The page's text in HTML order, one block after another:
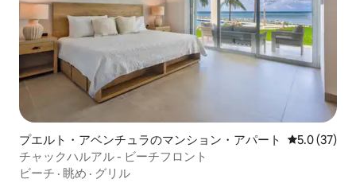
プエルト・アベンチュラのマンション・アパート レビュー37
5.0 (37)
チャックハルアル - ビーチフロント
ビーチ · 眺め · グリル